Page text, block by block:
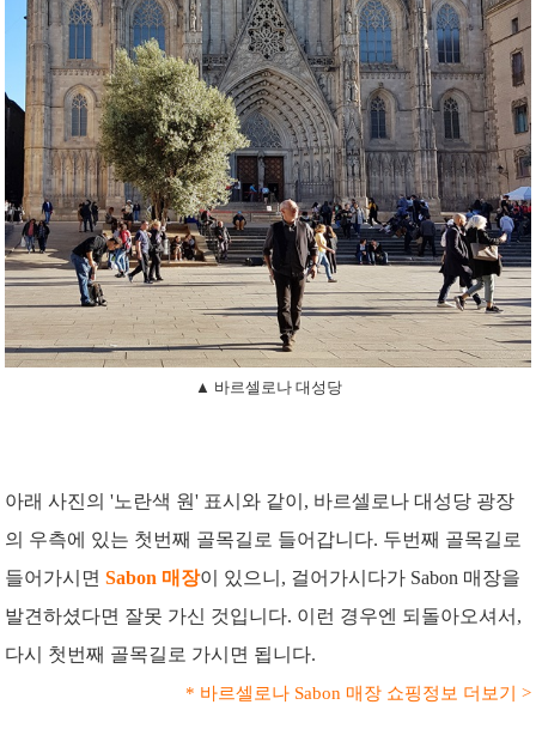
▲ 바르셀로나 대성당
아래 사진의 '노란색 원' 표시와 같이, 바르셀로나 대성당 광장
의 우측에 있는 첫번째 골목길로 들어갑니다. 두번째 골목길로
들어가시면 Sabon 매장이 있으니, 걸어가시다가 Sabon 매장을
발견하셨다면 잘못 가신 것입니다. 이런 경우엔 되돌아오셔서,
다시 첫번째 골목길로 가시면 됩니다.
* 바르셀로나 Sabon 매장 쇼핑정보 더보기 >